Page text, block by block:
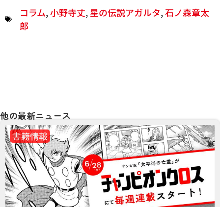
コラム,小野寺丈,星の伝説アガルタ,石ノ森章太
郎
他の最新ニュース
書籍情報